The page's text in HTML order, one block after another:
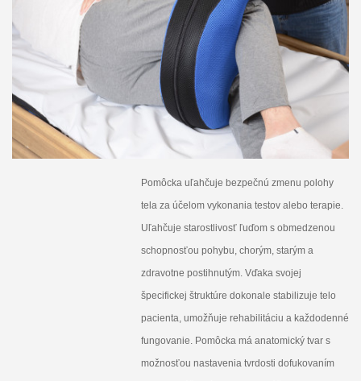
Pomôcka uľahčuje bezpečnú zmenu polohy
tela za účelom vykonania testov alebo terapie.
Uľahčuje starostlivosť ľuďom s obmedzenou
schopnosťou pohybu, chorým, starým a
zdravotne postihnutým. Vďaka svojej
špecifickej štruktúre dokonale stabilizuje telo
pacienta, umožňuje rehabilitáciu a každodenné
fungovanie. Pomôcka má anatomický tvar s
možnosťou nastavenia tvrdosti dofukovaním